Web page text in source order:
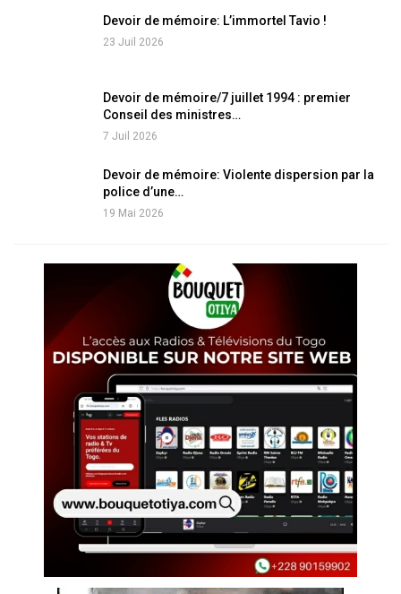
Devoir de mémoire: L’immortel Tavio !
23 Juil 2026
Devoir de mémoire/7 juillet 1994 : premier
Conseil des ministres…
7 Juil 2026
Devoir de mémoire: Violente dispersion par la
police d’une…
19 Mai 2026